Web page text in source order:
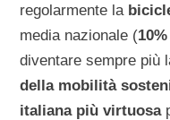
regolarmente la
media nazionale (
diventare sempre più
della mobilità
italiana più virtuosa